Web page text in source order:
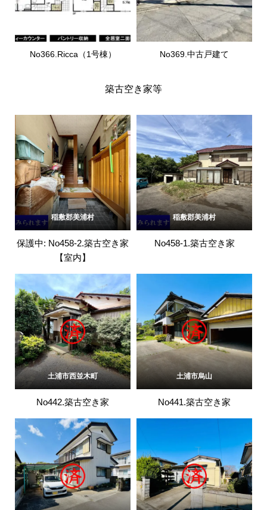
No366.Ricca（1号棟） No369.中古戸建て
築古空き家等
稲敷郡美浦村
保護中: No458-2.築古空き家
【室内】
稲敷郡美浦村
No458-1.築古空き家
土浦市西並木町
No442.築古空き家
土浦市烏山
No441.築古空き家